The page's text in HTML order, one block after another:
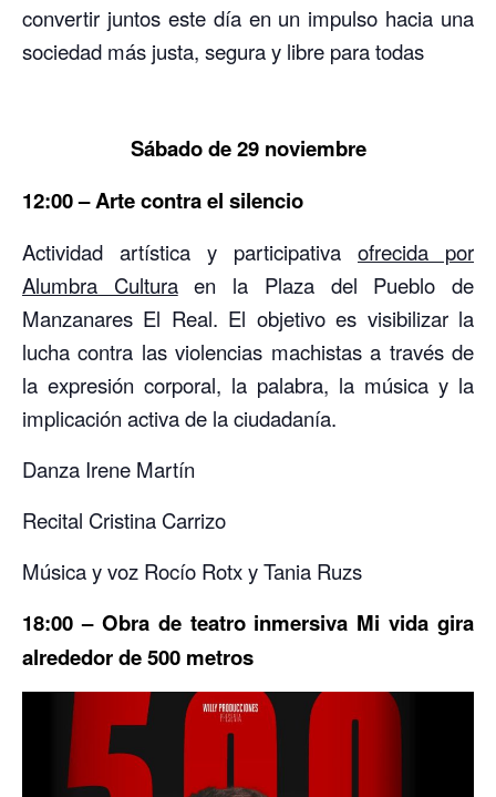
convertir juntos este día en un impulso hacia una
sociedad más justa, segura y libre para todas
Sábado de 29 noviembre
12:00 – Arte contra el silencio
Actividad artística y participativa ofrecida por
Alumbra Culturaen la Plaza del Pueblo de
Manzanares El Real. El objetivo es visibilizar la
lucha contra las violencias machistas a través de
la expresión corporal, la palabra, la música y la
implicación activa de la ciudadanía.
Danza Irene Martín
Recital Cristina Carrizo
Música y voz Rocío Rotx y Tania Ruzs
18:00 – Obra de teatro inmersiva Mi vida gira
alrededor de 500 metros